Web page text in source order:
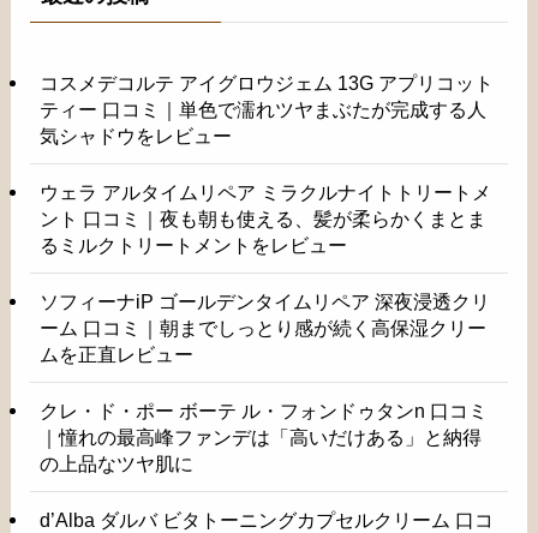
コスメデコルテ アイグロウジェム 13G アプリコット
ティー 口コミ｜単色で濡れツヤまぶたが完成する人
気シャドウをレビュー
ウェラ アルタイムリペア ミラクルナイトトリートメ
ント 口コミ｜夜も朝も使える、髪が柔らかくまとま
るミルクトリートメントをレビュー
ソフィーナiP ゴールデンタイムリペア 深夜浸透クリ
ーム 口コミ｜朝までしっとり感が続く高保湿クリー
ムを正直レビュー
クレ・ド・ポー ボーテ ル・フォンドゥタンn 口コミ
｜憧れの最高峰ファンデは「高いだけある」と納得
の上品なツヤ肌に
d’Alba ダルバ ビタトーニングカプセルクリーム 口コ